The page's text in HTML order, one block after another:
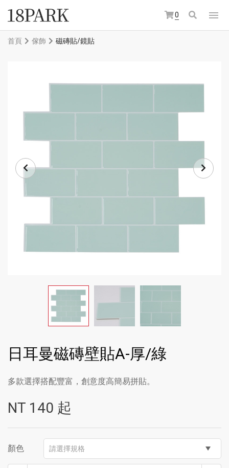
0
首頁 傢飾 磁磚貼/鏡貼
日耳曼磁磚壁貼A-厚/綠
多款選擇搭配豐富，創意度高簡易拼貼。
NT 140 起
顏色 請選擇規格